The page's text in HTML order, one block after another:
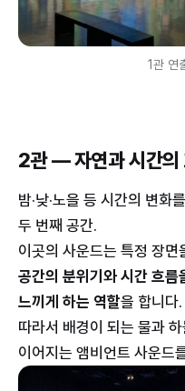
1관 연
2관 — 자연과 시간
밤·낮·노을 등 시간의 변화
두 번째 공간.
이곳의 사운드는 특정 장면
공간의 분위기와 시간 흐름
느끼게 하는 역할을 합니다.
따라서 배경이 되는 물과
이어지는 앰비언트 사운드